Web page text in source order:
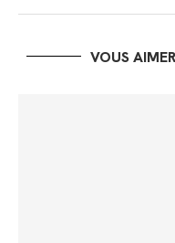
VOUS